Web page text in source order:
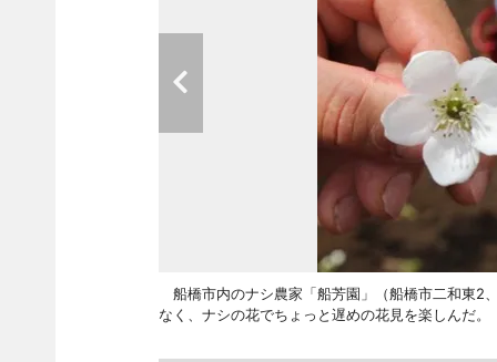
船橋市内のナシ農家「船芳園」（船橋市二和東2
なく、ナシの花でちょっと遅めの花見を楽しんだ。